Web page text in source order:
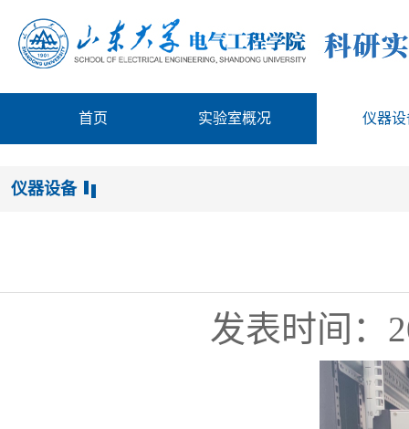
首页 实验室概况 仪器设
仪器设备
发表时间：